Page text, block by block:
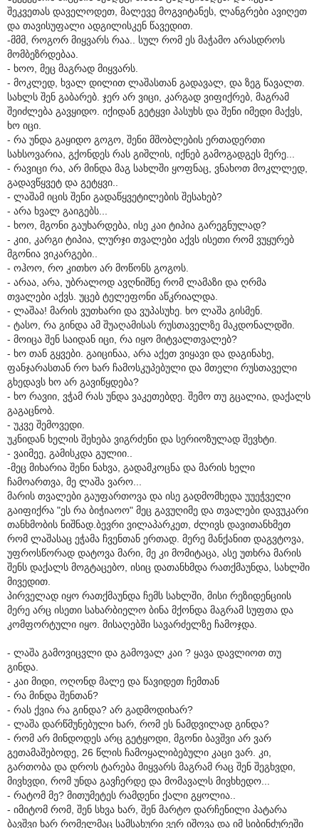
შეკვეთას დაველოდეთ, მალევე მოგვიტანეს, ლანგრები ავიღეთ
და თავისუფალი ადგილისკენ წავედით.
-მმმ, როგორ მიყვარს რაა.. სულ რომ ეს მაჭამო არასდროს
მომბეზრდებაა.
- ხოო, მეც მაგრად მიყვარს.
- მოკლედ, ხვალ დილით ლაშასთან გადავალ, და ზეგ წავალთ.
სახლს შენ გაბარებ. ჯერ არ ვიცი, კარგად ვიფიქრებ, მაგრამ
შეიძლება გავყიდო. იქიდან გეტყვი პასუხს და შენი იმედი მაქვს,
ხო იცი.
- რა უნდა გაყიდო გოგო, შენი მშობლების ერთადერთი
სახსოვარია, გქონდეს რას გიშლის, იქნებ გამოგადგეს მერე...
- რავიცი რა, არ მინდა მაგ სახლში ყოფნაც, ვნახოთ მოკლლედ,
გადავწყვეტ და გეტყვი..
- ლაშამ იცის შენი გადაწყვეტილების შესახებ?
- არა ხვალ გაიგებს...
- ხოო, მგონი გაუხარდება, ისე კაი ტიპია გარეგნულად?
- კიი, კარგი ტიპია, ლურჯი თვალები აქვს ისეთი რომ ვუყურებ
მგონია ვიკარგები..
- ოჰოო, რო კითხო არ მოწონს გოგოს.
- არაა, არა, უბრალოდ ავღნიშნე რომ ლამაზი და ღრმა
თვალები აქვს. უცებ ტელეფონი აწკრიალდა.
- ლაშაა! მარის ვუთხარი და ვუპასუხე. ხო ლაშა გისმენ.
- ტასო, რა გინდა ამ შუაღამისას რუსთაველზე მაკდონალდში.
- მოიცა შენ საიდან იცი, რა იყო მიტვალთვალებ?
- ხო თან გყვები. გაიცინაა, არა აქეთ ვიყავი და დაგინახე,
ფანჯარასთან რო ხარ ჩამოსკუპებული და მთელი რუსთაველი
გხედავს ხო არ გავიწყდება?
- ხო რავიი, ვჭამ რას უნდა ვაკეთებდე. შემო თუ გცალია, დაქალს
გაგაცნობ.
- უკვე შემოვედი.
უკნიდან ხელის შეხება ვიგრძენი და სერიოზულად შევხტი.
- ვაიმეე, გამისკდა გულიი..
-მეც მიხარია შენი ნახვა, გადამკოცნა და მარის ხელი
ჩამოართვა, მე ლაშა ვარო...
მარის თვალები გაუფართოვა და ისე გადმომხედა უუეჭველი
გაიფიქრა "ეს რა ბიჭიაოო" მეც გავუღიმე და თვალები დავუკარი
თანხმობის ნიშნად.ბევრი ვილაპარკეთ, ძლივს დავითანხმეთ
რომ ლაშასაც ეჭამა ჩვენთან ერთად. მერე მანქანით დაგვტოვა,
უფროსწორად დატოვა მარი, მე კი მომიტაცა, ასე უთხრა მარის
შენს დაქალს მოგტაცებო, ისიც დათანხმდა რათქმაუნდა, სახლში
მივედით.
პირველად იყო რათქმაუნდა ჩემს სახლში, მისი რეზიდენციის
მერე არც ისეთი სახარბიელო ბინა მქონდა მაგრამ სუფთა და
კომფორტული იყო. მისაღებში სავარძელზე ჩამოჯდა.
- ლაშა გამოვიცვლი და გამოვალ კაი ? ყავა დავლიოთ თუ
გინდა.
- კაი მიდი, ოღონდ მალე და წავიდეთ ჩემთან
- რა მინდა შენთან?
- რას ქვია რა გინდა? არ გადმოდიხარ?
- ლაშა დარწმუნებული ხარ, რომ ეს ნამდვილად გინდა?
- რომ არ მინდოდეს არც გეტყოდი, მგონი ბავშვი არ ვარ
გეთამაშებოდე, 26 წლის ჩამოყალიბებული კაცი ვარ. კი,
გართობა და დროს ტარება მიყვარს მაგრამ რაც შენ შეგხვდი,
მივხვდი, რომ უნდა გავჩერდე და მომავალს მივხხედო...
- რატომ მე? მითუმეტეს რამდენი ქალი გყოლია..
- იმიტომ რომ, შენ სხვა ხარ, შენ მარტო დარჩენილი პატარა
ბავშვი ხარ რომელმაც სამსახური ვერ იშოვა და იმ სიბინძურეში